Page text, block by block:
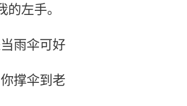
左手。
雨伞可好
撑伞到老